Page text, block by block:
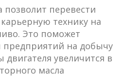
позволит перевести
технику на
Это поможет
предприятий на добычу
двигателя увеличится в
масла